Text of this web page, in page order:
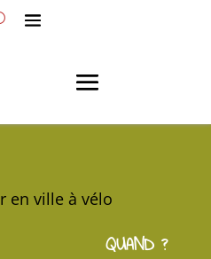
en ville à vélo
QUAND ?